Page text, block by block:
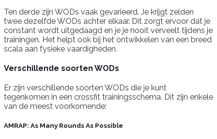
Ten derde zijn WODs vaak gevarieerd. Je krijgt zelden
twee dezelfde WODs achter elkaar. Dit zorgt ervoor dat je
constant wordt uitgedaagd en je je nooit verveelt tijdens je
trainingen. Het helpt ook bij het ontwikkelen van een breed
scala aan fysieke vaardigheden.
Verschillende soorten WODs
Er zijn verschillende soorten WODs die je kunt
tegenkomen in een crossfit trainingsschema. Dit zijn enkele
van de meest voorkomende:
AMRAP: As Many Rounds As Possible